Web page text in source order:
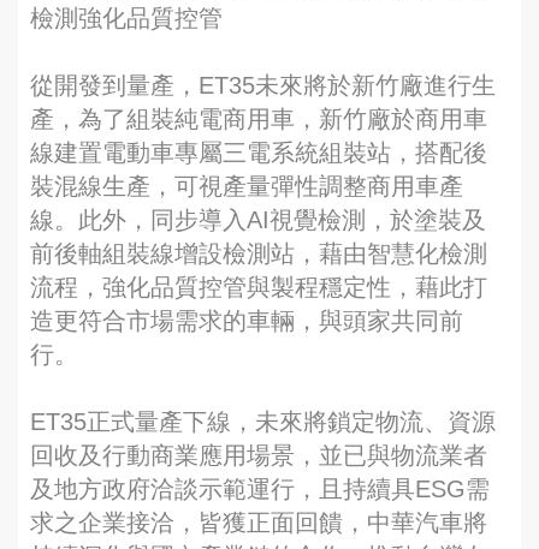
檢測強化品質控管
從開發到量產，ET35未來將於新竹廠進行生
產，為了組裝純電商用車，新竹廠於商用車
線建置電動車專屬三電系統組裝站，搭配後
裝混線生產，可視產量彈性調整商用車產
線。此外，同步導入AI視覺檢測，於塗裝及
前後軸組裝線增設檢測站，藉由智慧化檢測
流程，強化品質控管與製程穩定性，藉此打
造更符合市場需求的車輛，與頭家共同前
行。
ET35正式量產下線，未來將鎖定物流、資源
回收及行動商業應用場景，並已與物流業者
及地方政府洽談示範運行，且持續具ESG需
求之企業接洽，皆獲正面回饋，中華汽車將